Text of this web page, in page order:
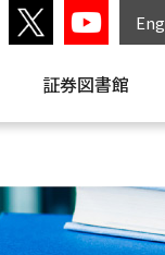
証券図書館